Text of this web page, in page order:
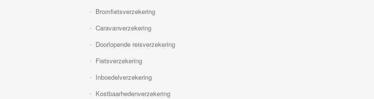
Bromfietsverzekering
Caravanverzekering
Doorlopende reisverzekering
Fietsverzekering
Inboedelverzekering
Kostbaarhedenverzekering